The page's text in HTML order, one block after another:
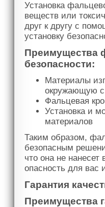
Установка
веществ или
друг к другу с
установку
Преимущества
безопасности:
Материалы
окружающую
Фальцевая
Установка и
материалов
Таким образом,
безопасным
что она не
опасность для вас
Гарантия
Преимущества